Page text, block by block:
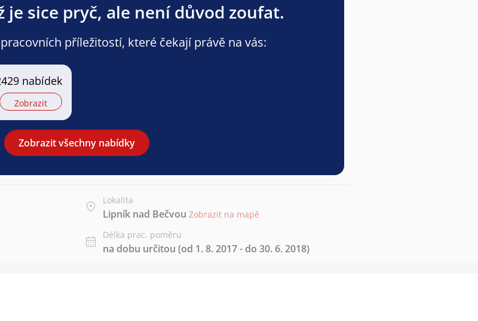
je sice pryč, ale není důvod zoufat.
příležitostí, které čekají právě na vás:
nabídek
Zobrazit
Zobrazit všechny nabídky
Lokalita
Lipník nad Bečvou Zobrazit na mapě
Délka prac. poměru
na dobu určitou (od 1. 8. 2017 - do 30. 6. 2018)